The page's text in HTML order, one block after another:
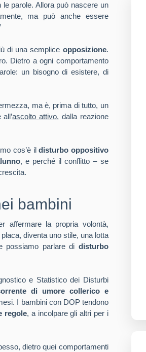
parole. Allora può nascere un
ma può anche essere
di una semplice opposizione.
Dietro a ogni comportamento
un bisogno di esistere, di
ma è, prima di tutto, un
ascolto attivo, dalla reazione
cos’è ildisturbo oppositivo
, e perché il conflitto – se
bambini
affermare la propria volontà,
diventa uno stile, una lotta
possiamo parlare di disturbo
e Statistico dei Disturbi
di umore collerico e
I bambini con DOP tendono
regole, a incolpare gli altri per i
dietro quei comportamenti